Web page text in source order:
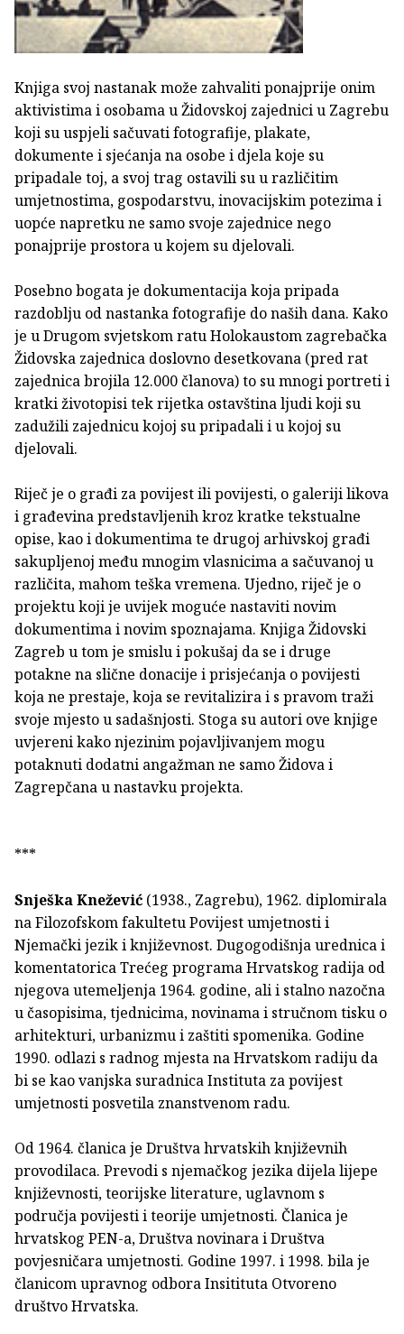
Knjiga svoj nastanak može zahvaliti ponajprije onim
aktivistima i osobama u Židovskoj zajednici u Zagrebu
koji su uspjeli sačuvati fotografije, plakate,
dokumente i sjećanja na osobe i djela koje su
pripadale toj, a svoj trag ostavili su u različitim
umjetnostima, gospodarstvu, inovacijskim potezima i
uopće napretku ne samo svoje zajednice nego
ponajprije prostora u kojem su djelovali.
Posebno bogata je dokumentacija koja pripada
razdoblju od nastanka fotografije do naših dana. Kako
je u Drugom svjetskom ratu Holokaustom zagrebačka
Židovska zajednica doslovno desetkovana (pred rat
zajednica brojila 12.000 članova) to su mnogi portreti i
kratki životopisi tek rijetka ostavština ljudi koji su
zadužili zajednicu kojoj su pripadali i u kojoj su
djelovali.
Riječ je o građi za povijest ili povijesti, o galeriji likova
i građevina predstavljenih kroz kratke tekstualne
opise, kao i dokumentima te drugoj arhivskoj građi
sakupljenoj među mnogim vlasnicima a sačuvanoj u
različita, mahom teška vremena. Ujedno, riječ je o
projektu koji je uvijek moguće nastaviti novim
dokumentima i novim spoznajama. Knjiga Židovski
Zagreb u tom je smislu i pokušaj da se i druge
potakne na slične donacije i prisjećanja o povijesti
koja ne prestaje, koja se revitalizira i s pravom traži
svoje mjesto u sadašnjosti. Stoga su autori ove knjige
uvjereni kako njezinim pojavljivanjem mogu
potaknuti dodatni angažman ne samo Židova i
Zagrepčana u nastavku projekta.
***
Snješka Knežević (1938., Zagrebu), 1962. diplomirala
na Filozofskom fakultetu Povijest umjetnosti i
Njemački jezik i književnost. Dugogodišnja urednica i
komentatorica Trećeg programa Hrvatskog radija od
njegova utemeljenja 1964. godine, ali i stalno nazočna
u časopisima, tjednicima, novinama i stručnom tisku o
arhitekturi, urbanizmu i zaštiti spomenika. Godine
1990. odlazi s radnog mjesta na Hrvatskom radiju da
bi se kao vanjska suradnica Instituta za povijest
umjetnosti posvetila znanstvenom radu.
Od 1964. članica je Društva hrvatskih književnih
provodilaca. Prevodi s njemačkog jezika dijela lijepe
književnosti, teorijske literature, uglavnom s
područja povijesti i teorije umjetnosti. Članica je
hrvatskog PEN-a, Društva novinara i Društva
povjesničara umjetnosti. Godine 1997. i 1998. bila je
članicom upravnog odbora Insitituta Otvoreno
društvo Hrvatska.